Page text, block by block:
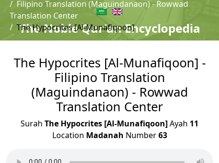
The Noble Qur'an Encyclopedia
Filipino Translation (Maguindanaon) - Rowwad
Translation Center
The Hypocrites [Al-Munafiqoon]
The Hypocrites [Al-Munafiqoon] -
Filipino Translation
(Maguindanaon) - Rowwad
Translation Center
Surah The Hypocrites [Al-Munafiqoon]Ayah 11
Location Madanah Number63